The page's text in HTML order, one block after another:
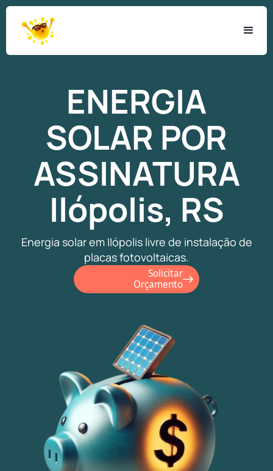
ENERGIA
SOLAR POR
ASSINATURA
Ilópolis, RS
Energia solar em Ilópolis livre de instalação de
placas fotovoltaicas.
Solicitar
Orçamento